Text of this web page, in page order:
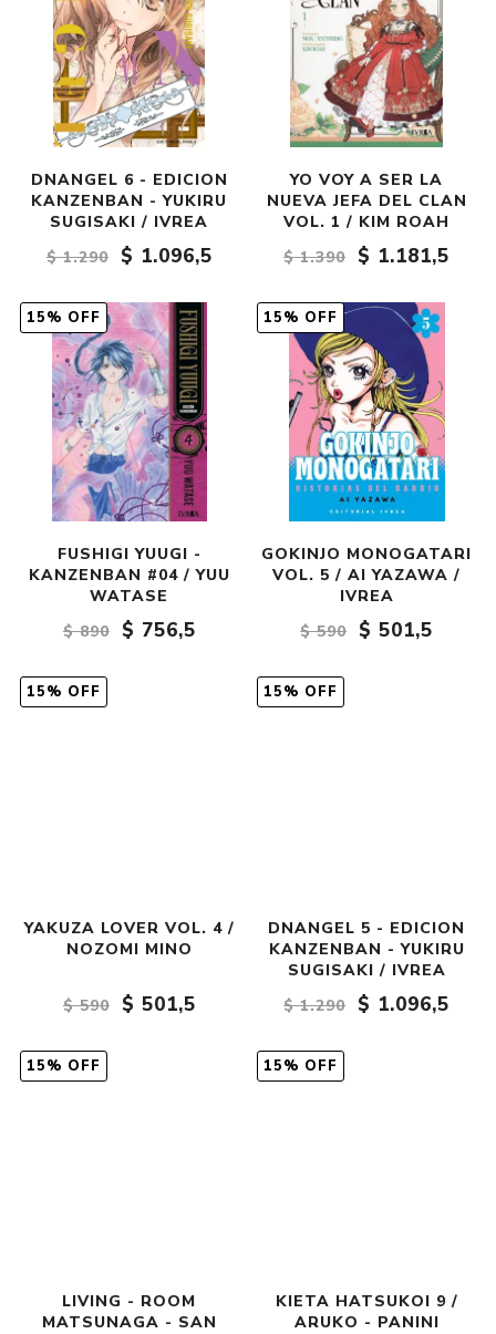
DNANGEL 6 - EDICION
KANZENBAN - YUKIRU
SUGISAKI / IVREA
$ 1.290
$ 1.096,5
YO VOY A SER LA
NUEVA JEFA DEL CLAN
VOL. 1 / KIM ROAH
$ 1.390
$ 1.181,5
15% OFF
FUSHIGI YUUGI -
KANZENBAN #04 / YUU
WATASE
$ 890
$ 756,5
15% OFF
GOKINJO MONOGATARI
VOL. 5 / AI YAZAWA /
IVREA
$ 590
$ 501,5
15% OFF
YAKUZA LOVER VOL. 4 /
NOZOMI MINO
$ 590 $ 501,5
15% OFF
DNANGEL 5 - EDICION
KANZENBAN - YUKIRU
SUGISAKI / IVREA
$ 1.290
$ 1.096,5
15% OFF
LIVING - ROOM
MATSUNAGA - SAN
15% OFF
KIETA HATSUKOI 9 /
ARUKO - PANINI